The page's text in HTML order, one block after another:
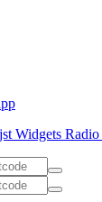
Widgets Radio